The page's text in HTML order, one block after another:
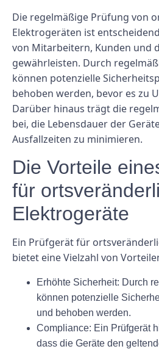
Die regelmäßige Prüfung von
Elektrogeräten ist
von Mitarbeitern, Kunden und
gewährleisten. Durch
können potenzielle
behoben werden, bevor es zu
Darüber hinaus trägt die
bei, die Lebensdauer der
Ausfallzeiten zu minimieren.
Die Vorteile
für
Elektrogeräte
Ein Prüfgerät für
bietet eine Vielzahl von
Erhöhte Sicherheit: Durch
können potenzielle
und behoben werden.
Compliance: Ein Prüfgerät
dass die Geräte den